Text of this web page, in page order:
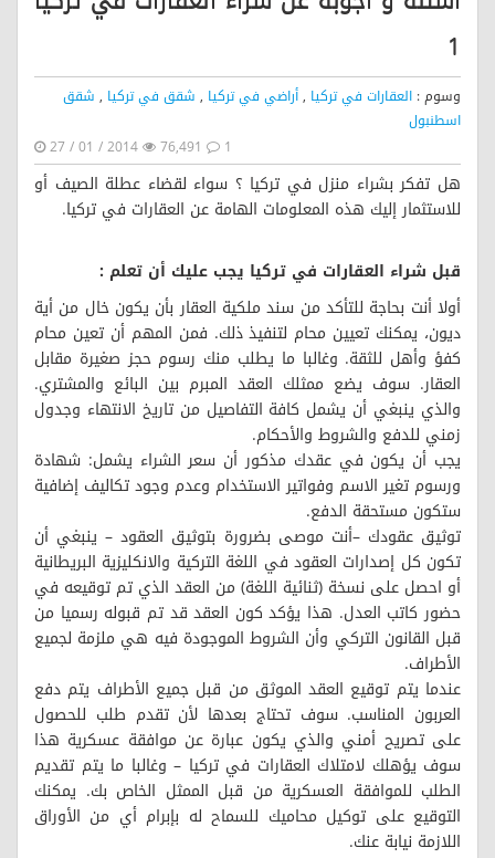
1
وسوم : العقارات في تركيا ,أراضي في تركيا , شقق في تركيا , شقق
اسطنبول
27 / 01 / 2014
76,491 1
هل تفكر بشراء منزل في تركيا ؟ سواء لقضاء عطلة الصيف أو
للاستثمار إليك هذه المعلومات الهامة عن العقارات في تركيا.
قبل شراء العقارات في تركيا يجب عليك أن تعلم :
أولا أنت بحاجة للتأكد من سند ملكية العقار بأن يكون خال من أية
ديون، يمكنك تعيين محام لتنفيذ ذلك. فمن المهم أن تعين محام
كفؤ وأهل للثقة. وغالبا ما يطلب منك رسوم حجز صغيرة مقابل
العقار. سوف يضع ممثلك العقد المبرم بين البائع والمشتري.
والذي ينبغي أن يشمل كافة التفاصيل من تاريخ الانتهاء وجدول
زمني للدفع والشروط والأحكام.
يجب أن يكون في عقدك مذكور أن سعر الشراء يشمل: شهادة
ورسوم تغير الاسم وفواتير الاستخدام وعدم وجود تكاليف إضافية
ستكون مستحقة الدفع.
توثيق عقودك –أنت موصى بضرورة بتوثيق العقود – ينبغي أن
تكون كل إصدارات العقود في اللغة التركية والانكليزية البريطانية
أو احصل على نسخة (ثنائية اللغة) من العقد الذي تم توقيعه في
حضور كاتب العدل. هذا يؤكد كون العقد قد تم قبوله رسميا من
قبل القانون التركي وأن الشروط الموجودة فيه هي ملزمة لجميع
الأطراف.
عندما يتم توقيع العقد الموثق من قبل جميع الأطراف يتم دفع
العربون المناسب. سوف تحتاج بعدها لأن تقدم طلب للحصول
على تصريح أمني والذي يكون عبارة عن موافقة عسكرية هذا
سوف يؤهلك لامتلاك العقارات في تركيا – وغالبا ما يتم تقديم
الطلب للموافقة العسكرية من قبل الممثل الخاص بك. يمكنك
التوقيع على توكيل محاميك للسماح له بإبرام أي من الأوراق
اللازمة نيابة عنك.